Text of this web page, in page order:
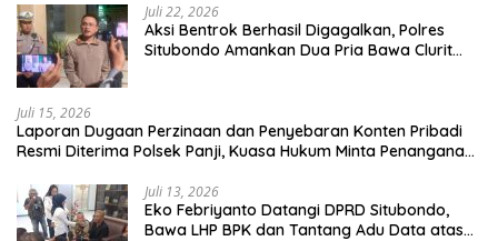
Juli 22, 2026
Aksi Bentrok Berhasil Digagalkan, Polres
Situbondo Amankan Dua Pria Bawa Clurit
Juli 15, 2026
Laporan Dugaan Perzinaan dan Penyebaran Konten Pribadi
Resmi Diterima Polsek Panji, Kuasa Hukum Minta Penanganan
Juli 13, 2026
Eko Febriyanto Datangi DPRD Situbondo,
Bawa LHP BPK dan Tantang Adu Data atas